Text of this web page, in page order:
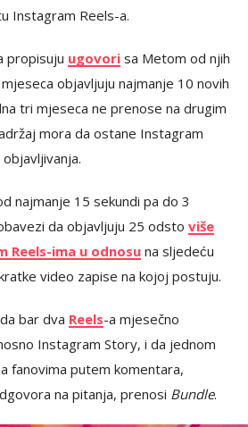
Instagram Reels-a.
propisuju ugovori sa Metom od njih
objavljuju najmanje 10 novih
tri mjeseca ne prenose na drugim
mora da ostane Instagram
najmanje 15 sekundi pa do 3
da objavljuju 25 odsto više
Reels-ima u odnosu na sljedeću
video zapise na kojoj postuju.
bar dva Reels-a mjesečno
Instagram Story, i da jednom
fanovima putem komentara,
na pitanja, prenosi Bundle.